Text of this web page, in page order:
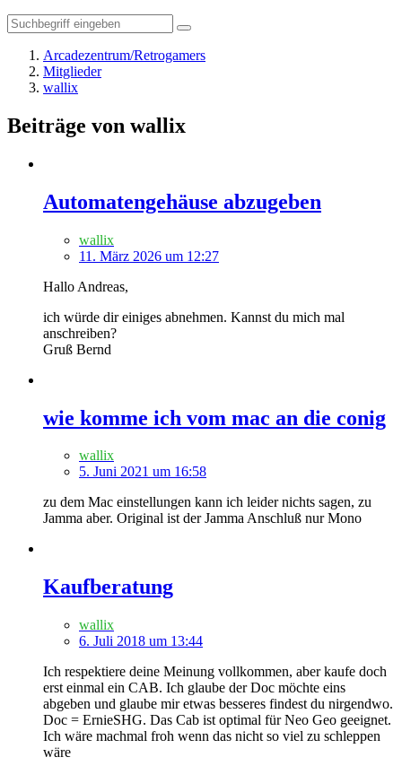
Arcadezentrum/Retrogamers
Mitglieder
wallix
Beiträge von wallix
Automatengehäuse abzugeben
wallix
11. März 2026 um 12:27
Hallo Andreas,
ich würde dir einiges abnehmen. Kannst du mich mal
anschreiben?
Gruß Bernd
wie komme ich vom mac an die conig
wallix
5. Juni 2021 um 16:58
zu dem Mac einstellungen kann ich leider nichts sagen, zu
Jamma aber. Original ist der Jamma Anschluß nur Mono
Kaufberatung
wallix
6. Juli 2018 um 13:44
Ich respektiere deine Meinung vollkommen, aber kaufe doch
erst einmal ein CAB. Ich glaube der Doc möchte eins
abgeben und glaube mir etwas besseres findest du nirgendwo.
Doc = ErnieSHG. Das Cab ist optimal für Neo Geo geeignet.
Ich wäre machmal froh wenn das nicht so viel zu schleppen
wäre